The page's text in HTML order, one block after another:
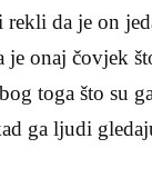
rekli da je on
onaj čov­jek
toga što su
ga ljudi